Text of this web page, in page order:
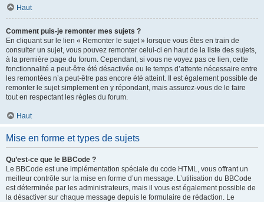
Haut
Comment puis-je remonter mes sujets ?
En cliquant sur le lien « Remonter le sujet » lorsque vous êtes en train de
consulter un sujet, vous pouvez remonter celui-ci en haut de la liste des sujets,
à la première page du forum. Cependant, si vous ne voyez pas ce lien, cette
fonctionnalité a peut-être été désactivée ou le temps d’attente nécessaire entre
les remontées n’a peut-être pas encore été atteint. Il est également possible de
remonter le sujet simplement en y répondant, mais assurez-vous de le faire
tout en respectant les règles du forum.
Haut
Mise en forme et types de sujets
Qu’est-ce que le BBCode ?
Le BBCode est une implémentation spéciale du code HTML, vous offrant un
meilleur contrôle sur la mise en forme d’un message. L’utilisation du BBCode
est déterminée par les administrateurs, mais il vous est également possible de
la désactiver sur chaque message depuis le formulaire de rédaction. Le